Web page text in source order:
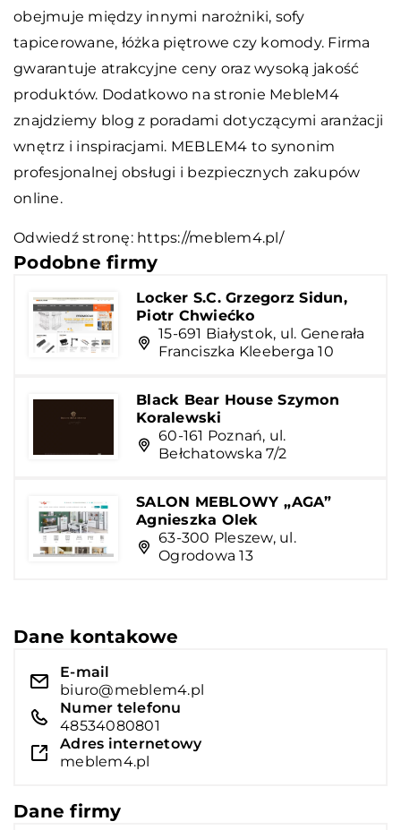
obejmuje między innymi narożniki, sofy
tapicerowane, łóżka piętrowe czy komody. Firma
gwarantuje atrakcyjne ceny oraz wysoką jakość
produktów. Dodatkowo na stronie MebleM4
znajdziemy blog z poradami dotyczącymi aranżacji
wnętrz i inspiracjami. MEBLEM4 to synonim
profesjonalnej obsługi i bezpiecznych zakupów
online.
Odwiedź stronę: https://meblem4.pl/
Podobne firmy
Locker S.C. Grzegorz Sidun,
Piotr Chwiećko
15-691 Białystok, ul. Generała
Franciszka Kleeberga 10
Black Bear House Szymon
Koralewski
60-161 Poznań, ul.
Bełchatowska 7/2
SALON MEBLOWY „AGA”
Agnieszka Olek
63-300 Pleszew, ul.
Ogrodowa 13
Dane kontakowe
E-mail
biuro@meblem4.pl
Numer telefonu
48534080801
Adres internetowy
meblem4.pl
Dane firmy